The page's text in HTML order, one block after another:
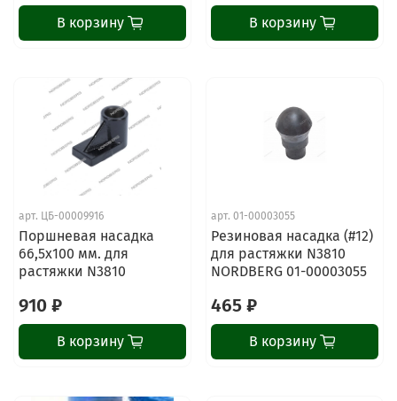
В корзину В корзину
арт. ЦБ-00009916
Поршневая насадка
66,5х100 мм. для
растяжки N3810
910 ₽
В корзину
арт. 01-00003055
Резиновая насадка (#12)
для растяжки N3810
NORDBERG 01-00003055
465 ₽
В корзину